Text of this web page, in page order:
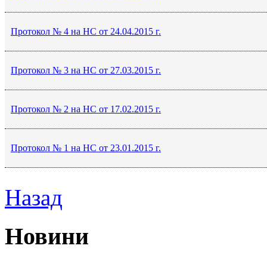
Протокол № 4 на НС от 24.04.2015 г.
Протокол № 3 на НС от 27.03.2015 г.
Протокол № 2 на НС от 17.02.2015 г.
Протокол № 1 на НС от 23.01.2015 г.
Назад
Новини